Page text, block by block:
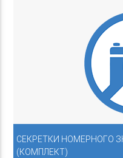
СЕКРЕТКИ НОМЕРНОГО
(КОМПЛЕКТ)